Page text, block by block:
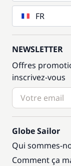
FR
NEWSLETTER
Offres
inscrivez-vous
Globe Sailor
Qui sommes-
Comment ça